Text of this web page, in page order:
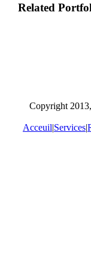
Related
Copyright
Acceuil|Services|